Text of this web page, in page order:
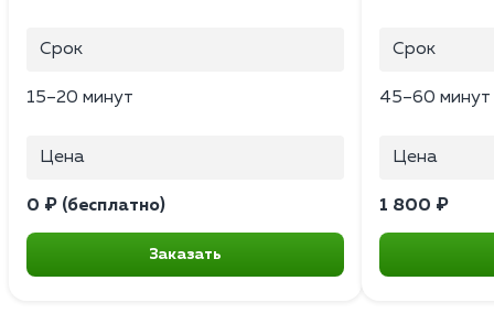
Срок
15–20 минут
Цена
0 ₽ (бесплатно)
Заказать
Срок
45–60 минут
Цена
1 800 ₽